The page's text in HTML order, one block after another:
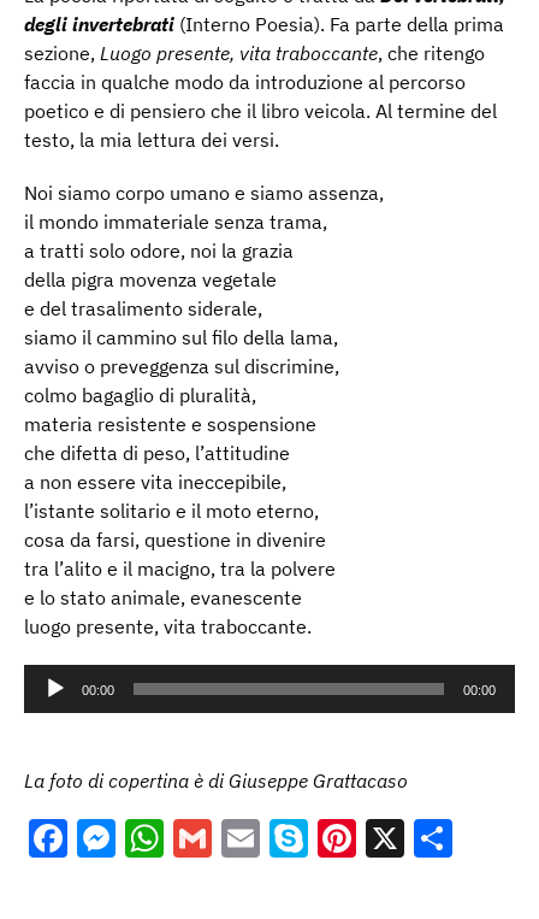
degli invertebrati (Interno Poesia). Fa parte della prima
sezione, Luogo presente, vita traboccante, che ritengo
faccia in qualche modo da introduzione al percorso
poetico e di pensiero che il libro veicola. Al termine del
testo, la mia lettura dei versi.
Noi siamo corpo umano e siamo assenza,
il mondo immateriale senza trama,
a tratti solo odore, noi la grazia
della pigra movenza vegetale
e del trasalimento siderale,
siamo il cammino sul filo della lama,
avviso o preveggenza sul discrimine,
colmo bagaglio di pluralità,
materia resistente e sospensione
che difetta di peso, l’attitudine
a non essere vita ineccepibile,
l’istante solitario e il moto eterno,
cosa da farsi, questione in divenire
tra l’alito e il macigno, tra la polvere
e lo stato animale, evanescente
luogo presente, vita traboccante.
Audio
Player
00:00 00:00
La foto di copertina è di Giuseppe Grattacaso
Facebook
Messenger
WhatsApp
GmailEmailSkypePinterest
X